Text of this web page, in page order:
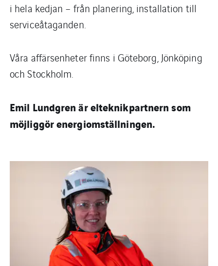
i hela kedjan – från planering, installation till
serviceåtaganden.​
​Våra affärsenheter finns i Göteborg, Jönköping
och Stockholm.
Emil Lundgren är elteknikpartnern som
möjliggör energiomställningen. ​